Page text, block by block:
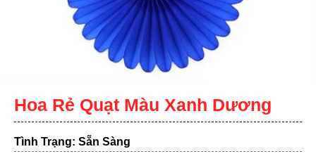
Hoa Rẻ Quạt Màu Xanh Dương
Tình Trạng: Sẵn Sàng